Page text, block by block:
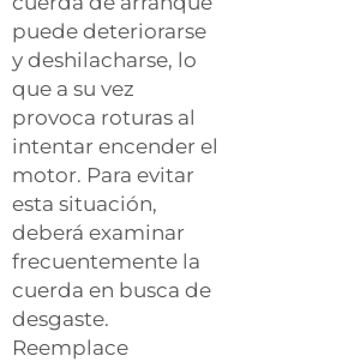
puede deteriorarse
y deshilacharse, lo
que a su vez
provoca roturas al
intentar encender el
motor. Para evitar
esta situación,
deberá examinar
frecuentemente la
cuerda en busca de
desgaste.
Reemplace